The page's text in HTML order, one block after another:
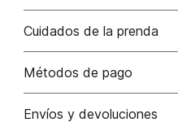
Blusa irregular escote
91.00% viscosa/viscose9.00%
Cuidados de la prenda
Lavar a mano por separado
Métodos de pago
Tarjetas de crédito: Visa,
Envíos y devoluciones